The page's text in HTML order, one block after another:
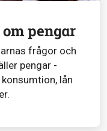
pengar
frågor och
pengar -
lån